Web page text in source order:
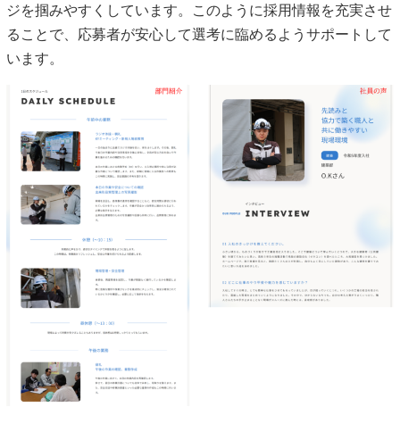
ジを掴みやすくしています。このように採用情報を充実させ
ることで、応募者が安心して選考に臨めるようサポートして
います。